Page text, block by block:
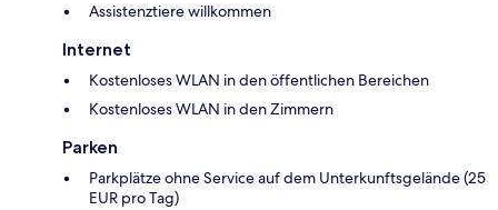
Assistenztiere willkommen
Internet
Kostenloses WLAN in den öffentlichen Bereichen
Kostenloses WLAN in den Zimmern
Parken
Parkplätze ohne Service auf dem Unterkunftsgelände (25
EUR pro Tag)